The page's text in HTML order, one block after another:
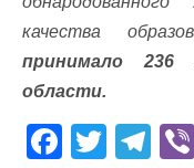
качества
принимало 236
области.
F T T